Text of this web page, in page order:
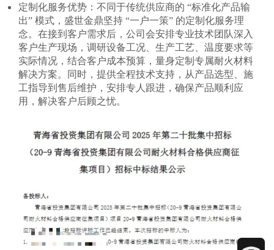
定制化服务优势：不同于传统供应商的 “标准化产品输
出” 模式，盛世金鼎坚持 “一户一策” 的定制化服务理
念。在接到客户需求后，公司会安排专业技术团队深入
客户生产现场，调研设备工况、生产工艺、温度要求等
实际情况，结合客户成本预算，量身定制专属耐火材料
解决方案。同时，提供全程技术支持，从产品选型、施
工指导到售后维护，安排专人跟进，确保产品顺利应
用，解决客户后顾之忧。​